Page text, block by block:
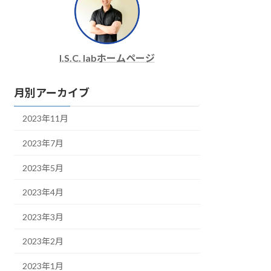
I.S.C. labホームページ
月別アーカイブ
2023年11月
2023年7月
2023年5月
2023年4月
2023年3月
2023年2月
2023年1月